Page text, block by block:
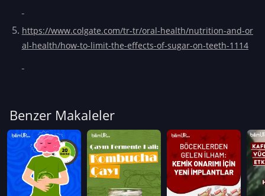
https://www.colgate.com/tr-tr/oral-health/nutrition-and-or
al-health/how-to-limit-the-effects-of-sugar-on-teeth-1114
Benzer Makaleler